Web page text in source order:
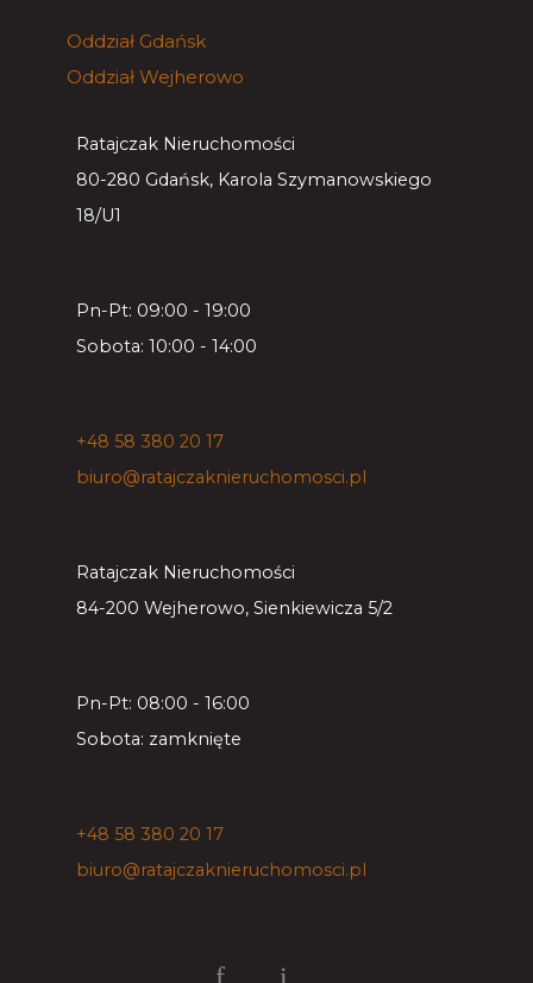
Oddział Gdańsk
Oddział Wejherowo
Ratajczak Nieruchomości
80-280 Gdańsk, Karola Szymanowskiego
18/U1
Pn-Pt: 09:00 - 19:00
Sobota: 10:00 - 14:00
+48 58 380 20 17
biuro@ratajczaknieruchomosci.pl
Ratajczak Nieruchomości
84-200 Wejherowo, Sienkiewicza 5/2
Pn-Pt: 08:00 - 16:00
Sobota: zamknięte
+48 58 380 20 17
biuro@ratajczaknieruchomosci.pl